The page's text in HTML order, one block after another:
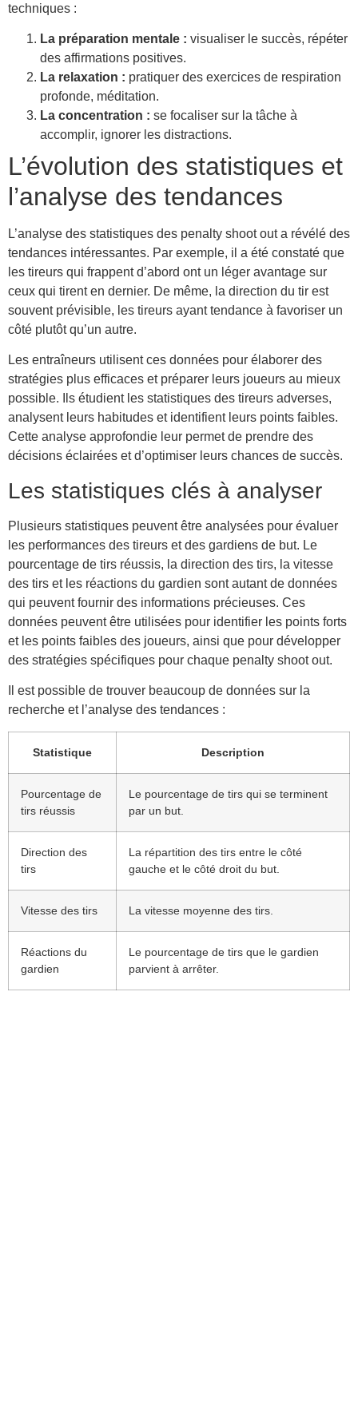
techniques :
La préparation mentale : visualiser le succès, répéter
des affirmations positives.
La relaxation : pratiquer des exercices de respiration
profonde, méditation.
La concentration : se focaliser sur la tâche à
accomplir, ignorer les distractions.
L’évolution des statistiques et
l’analyse des tendances
L’analyse des statistiques des penalty shoot out a révélé des
tendances intéressantes. Par exemple, il a été constaté que
les tireurs qui frappent d’abord ont un léger avantage sur
ceux qui tirent en dernier. De même, la direction du tir est
souvent prévisible, les tireurs ayant tendance à favoriser un
côté plutôt qu’un autre.
Les entraîneurs utilisent ces données pour élaborer des
stratégies plus efficaces et préparer leurs joueurs au mieux
possible. Ils étudient les statistiques des tireurs adverses,
analysent leurs habitudes et identifient leurs points faibles.
Cette analyse approfondie leur permet de prendre des
décisions éclairées et d’optimiser leurs chances de succès.
Les statistiques clés à analyser
Plusieurs statistiques peuvent être analysées pour évaluer
les performances des tireurs et des gardiens de but. Le
pourcentage de tirs réussis, la direction des tirs, la vitesse
des tirs et les réactions du gardien sont autant de données
qui peuvent fournir des informations précieuses. Ces
données peuvent être utilisées pour identifier les points forts
et les points faibles des joueurs, ainsi que pour développer
des stratégies spécifiques pour chaque penalty shoot out.
Il est possible de trouver beaucoup de données sur la
recherche et l’analyse des tendances :
Statistique Description
Pourcentage de
tirs réussis
Le pourcentage de tirs qui se terminent
par un but.
Direction des
tirs
La répartition des tirs entre le côté
gauche et le côté droit du but.
Vitesse des tirs La vitesse moyenne des tirs.
Réactions du
gardien
Le pourcentage de tirs que le gardien
parvient à arrêter.